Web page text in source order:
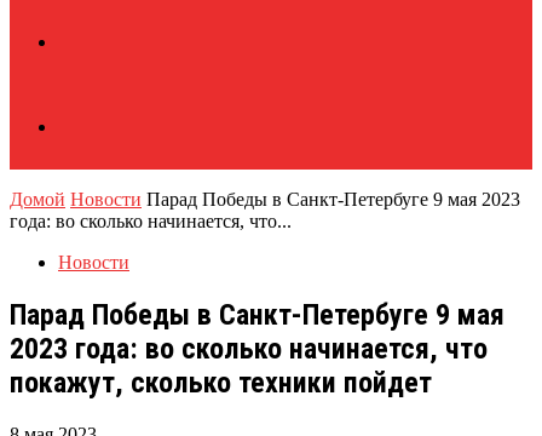
Домой Новости Парад Победы в Санкт-Петербуге 9 мая 2023
года: во сколько начинается, что...
Новости
Парад Победы в Санкт-Петербуге 9 мая
2023 года: во сколько начинается, что
покажут, сколько техники пойдет